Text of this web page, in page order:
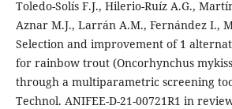
Toledo-Solís F.J., Hilerio-Ruíz A.G.,
Aznar M.J., Larrán A.M., Fernández I.,
Selection and improvement of 1
for rainbow trout (Oncorhynchus
through a multiparametric screening
Technol. ANIFEE-D-21-00721R1 in